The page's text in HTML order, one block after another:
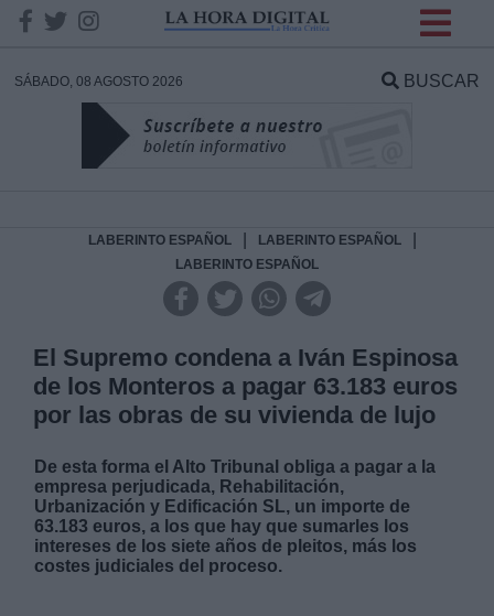
SÁBADO, 08 AGOSTO 2026 BUSCAR
LABERINTO ESPAÑOL LABERINTO ESPAÑOL
LABERINTO ESPAÑOL
El Supremo condena a Iván Espinosa
de los Monteros a pagar 63.183 euros
por las obras de su vivienda de lujo
De esta forma el Alto Tribunal obliga a pagar a la
empresa perjudicada, Rehabilitación,
Urbanización y Edificación SL, un importe de
63.183 euros, a los que hay que sumarles los
intereses de los siete años de pleitos, más los
costes judiciales del proceso.
DATOS
Responsable: